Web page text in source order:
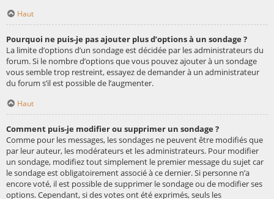
Haut
Pourquoi ne puis-je pas ajouter plus d’options à un sondage ?
La limite d’options d’un sondage est décidée par les administrateurs du
forum. Si le nombre d’options que vous pouvez ajouter à un sondage
vous semble trop restreint, essayez de demander à un administrateur
du forum s’il est possible de l’augmenter.
Haut
Comment puis-je modifier ou supprimer un sondage ?
Comme pour les messages, les sondages ne peuvent être modifiés que
par leur auteur, les modérateurs et les administrateurs. Pour modifier
un sondage, modifiez tout simplement le premier message du sujet car
le sondage est obligatoirement associé à ce dernier. Si personne n’a
encore voté, il est possible de supprimer le sondage ou de modifier ses
options. Cependant, si des votes ont été exprimés, seuls les